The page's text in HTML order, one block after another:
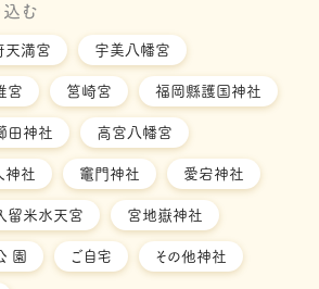
込む
天満宮 宇美八幡宮
宮 筥崎宮 福岡縣護国神社
田神社 高宮八幡宮
神社 竈門神社 愛宕神社
留米水天宮 宮地嶽神社
園 ご自宅 その他神社